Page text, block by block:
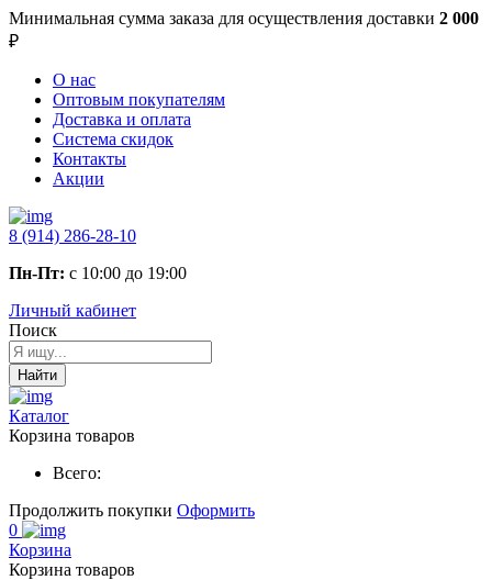
Минимальная сумма заказа для осуществления доставки 2 000
₽
О нас
Оптовым покупателям
Доставка и оплата
Система скидок
Контакты
Акции
8 (914) 286-28-10
Пн-Пт: с 10:00 до 19:00
Личный кабинет
Поиск
Найти
Каталог
Корзина товаров
Всего:
Продолжить покупки Оформить
0
Корзина
Корзина товаров